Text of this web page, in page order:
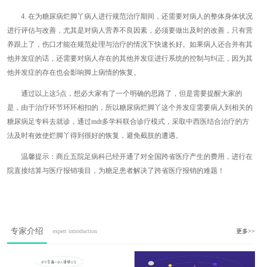
4. 在为糖尿病烂脚丫病人进行规范治疗期间，还需要对病人的整体身体状况
进行评估与改善，尤其是对病人营养不良因素，必须要做出及时的改善，只有营
养跟上了，伤口才能在规范处理与治疗的情况下快速长好。如果病人还合并有其
他并发症的话，还需要对病人存在的其他并发症进行系统的控制与纠正，因为其
他并发症的存在也会影响脚上病情的恢复。
通过以上这5点，想必大家有了一个明确的思路了，但是需要提醒大家的
是，由于治疗环节环环相扣的，所以糖尿病烂脚丫这个并发症需要病人到相关的
糖尿病足专科去就诊，通过mdt多学科联合诊疗模式，采取中西医结合治疗的方
法及时有效使烂脚丫得到很好的恢复，避免截肢的遭遇。
温馨提示：商丘五院足病科已经开通了对全国跨省医疗产生的费用，进行在
院直接结算与医疗报销项目，为糖足患者解决了跨省医疗报销的难题！
专家介绍 expert introduction 更多>>